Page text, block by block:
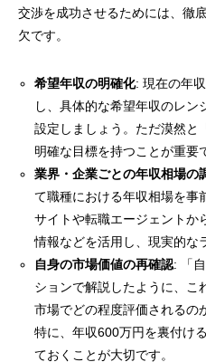
交渉を成功させるためには、徹
欠です。
希望年収の明確化: 現在の年
し、具体的な希望年収のレ
設定しましょう。ただ漠然と
明確な目標を持つことが重要
業界・企業ごとの年収相場の
て職種における年収相場を事
サイトや転職エージェントか
情報などを活用し、現実的な
自身の市場価値の再確認: 「
ションで解説したように、こ
市場でどの程度評価されるの
特に、年収600万円を裏付け
ておくことが大切です。